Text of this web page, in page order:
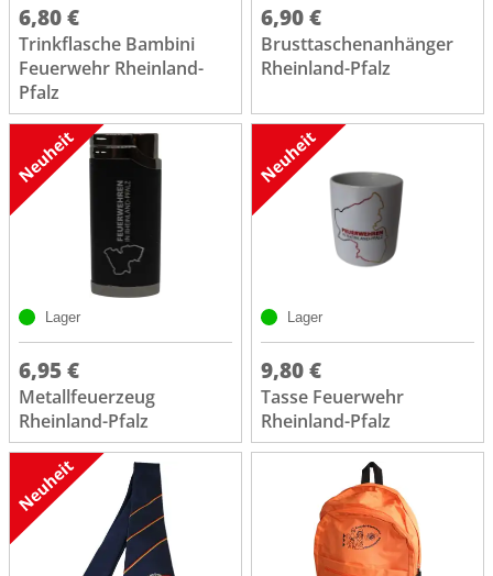
6,80 €
Trinkflasche Bambini
Feuerwehr Rheinland-
Pfalz
6,90 €
Brusttaschenanhänger
Rheinland-Pfalz
Lager
6,95 €
Metallfeuerzeug
Rheinland-Pfalz
Lager
9,80 €
Tasse Feuerwehr
Rheinland-Pfalz